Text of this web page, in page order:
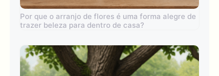
Por que o arranjo de flores é uma forma alegre de
trazer beleza para dentro de casa?